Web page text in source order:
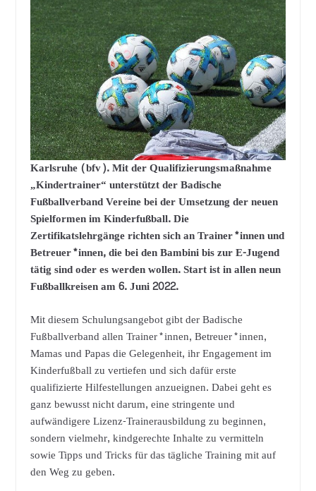
Karlsruhe (bfv). Mit der Qualifizierungsmaßnahme
„Kindertrainer“ unterstützt der Badische
Fußballverband Vereine bei der Umsetzung der neuen
Spielformen im Kinderfußball. Die
Zertifikatslehrgänge richten sich an Trainer*innen und
Betreuer*innen, die bei den Bambini bis zur E-Jugend
tätig sind oder es werden wollen. Start ist in allen neun
Fußballkreisen am 6. Juni 2022.
Mit diesem Schulungsangebot gibt der Badische
Fußballverband allen Trainer*innen, Betreuer*innen,
Mamas und Papas die Gelegenheit, ihr Engagement im
Kinderfußball zu vertiefen und sich dafür erste
qualifizierte Hilfestellungen anzueignen. Dabei geht es
ganz bewusst nicht darum, eine stringente und
aufwändigere Lizenz-Trainerausbildung zu beginnen,
sondern vielmehr, kindgerechte Inhalte zu vermitteln
sowie Tipps und Tricks für das tägliche Training mit auf
den Weg zu geben.